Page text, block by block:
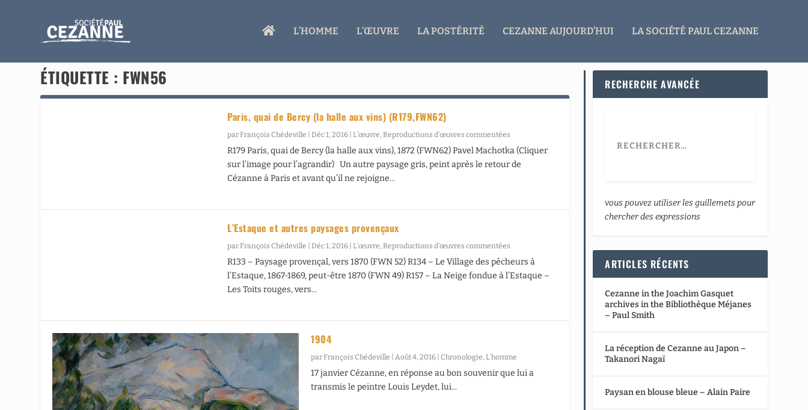
A
L’HOMME L’ŒUVRE LA POSTÉRITÉ CEZANNE AUJOURD’HUI LA SOCIÉTÉ PAUL CEZANNE
ÉTIQUETTE : FWN56
Paris, quai de Bercy (la halle aux vins) (R179,FWN62)
par François Chédeville Déc 1, 2016 L’œuvre Reproductions d’œuvres commentées
R179 Paris, quai de Bercy (la halle aux vins), 1872 (FWN62) Pavel Machotka (Cliquer
sur l’image pour l’agrandir) Un autre paysage gris, peint après le retour de
Cézanne à Paris et avant qu’il ne rejoigne...
L’Estaque et autres paysages provençaux
par François Chédeville Déc 1, 2016 L’œuvre Reproductions d’œuvres commentées
R133 – Paysage provençal, vers 1870 (FWN 52) R134 – Le Village des pêcheurs à
l’Estaque, 1867-1869, peut-être 1870 (FWN 49) R157 – La Neige fondue à l’Estaque –
Les Toits rouges, vers...
1904
par François Chédeville Août 4, 2016 |Chronologie L’homme
17 janvier Cézanne, en réponse au bon souvenir que lui a
transmis le peintre Louis Leydet, lui...
RECHERCHE AVANCÉE
vous pouvez utiliser les guillemets pour
chercher des expressions
ARTICLES RÉCENTS
Cezanne in the Joachim Gasquet
archives in the Bibliothèque Méjanes
– Paul Smith
La réception de Cezanne au Japon –
Takanori Nagaï
Paysan en blouse bleue – Alain Paire